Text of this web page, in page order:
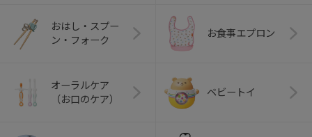
おはし・スプー
ン・フォーク
お食事エプロン
オーラルケア
（お口のケア）
ベビートイ